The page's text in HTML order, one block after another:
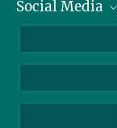
Alumni
Fördernde
Social Media
Bluesky
Facebook